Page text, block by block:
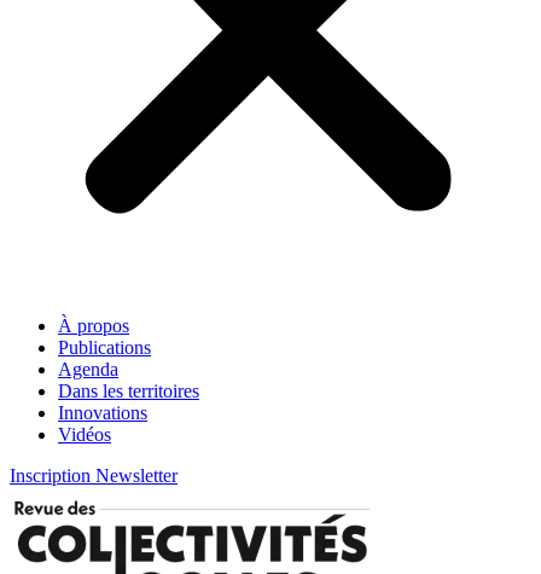
À propos
Publications
Agenda
Dans les territoires
Innovations
Vidéos
Inscription Newsletter